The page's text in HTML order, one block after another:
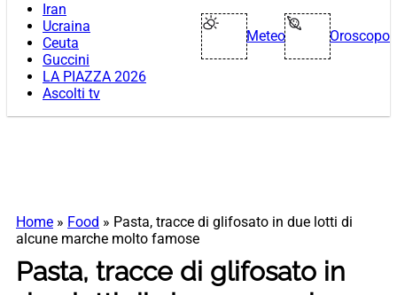
Iran
Ucraina
Ceuta
Guccini
LA PIAZZA 2026
Ascolti tv
Meteo Oroscopo
Home » Food » Pasta, tracce di glifosato in due lotti di
alcune marche molto famose
Pasta, tracce di glifosato in